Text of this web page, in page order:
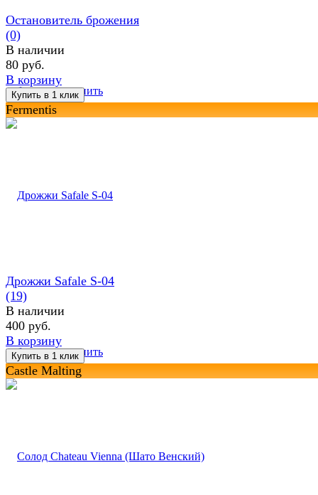
избранное сравнить
Остановитель брожения
(0)
В наличии
80 руб.
В корзину
Fermentis
избранное сравнить
Дрожжи Safale S-04
(19)
В наличии
400 руб.
В корзину
Castle Malting